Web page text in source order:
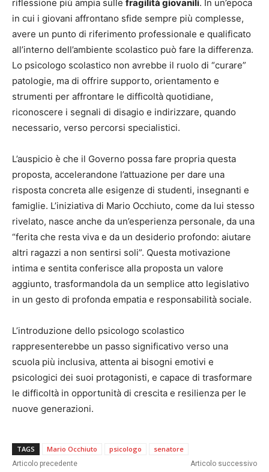
riflessione più ampia sulle fragilità giovanili. In un’epoca
in cui i giovani affrontano sfide sempre più complesse,
avere un punto di riferimento professionale e qualificato
all’interno dell’ambiente scolastico può fare la differenza.
Lo psicologo scolastico non avrebbe il ruolo di “curare”
patologie, ma di offrire supporto, orientamento e
strumenti per affrontare le difficoltà quotidiane,
riconoscere i segnali di disagio e indirizzare, quando
necessario, verso percorsi specialistici.
L’auspicio è che il Governo possa fare propria questa
proposta, accelerandone l’attuazione per dare una
risposta concreta alle esigenze di studenti, insegnanti e
famiglie. L’iniziativa di Mario Occhiuto, come da lui stesso
rivelato, nasce anche da un’esperienza personale, da una
“ferita che resta viva e da un desiderio profondo: aiutare
altri ragazzi a non sentirsi soli”. Questa motivazione
intima e sentita conferisce alla proposta un valore
aggiunto, trasformandola da un semplice atto legislativo
in un gesto di profonda empatia e responsabilità sociale.
L’introduzione dello psicologo scolastico
rappresenterebbe un passo significativo verso una
scuola più inclusiva, attenta ai bisogni emotivi e
psicologici dei suoi protagonisti, e capace di trasformare
le difficoltà in opportunità di crescita e resilienza per le
nuove generazioni.
TAGS Mario Occhiuto psicologo senatore
Articolo precedente Articolo successivo